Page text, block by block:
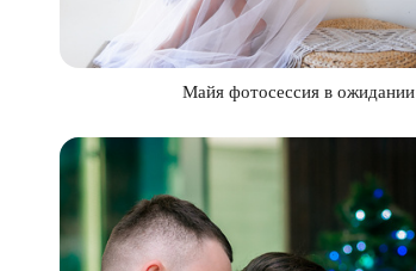
Майя фотосессия в ожидании